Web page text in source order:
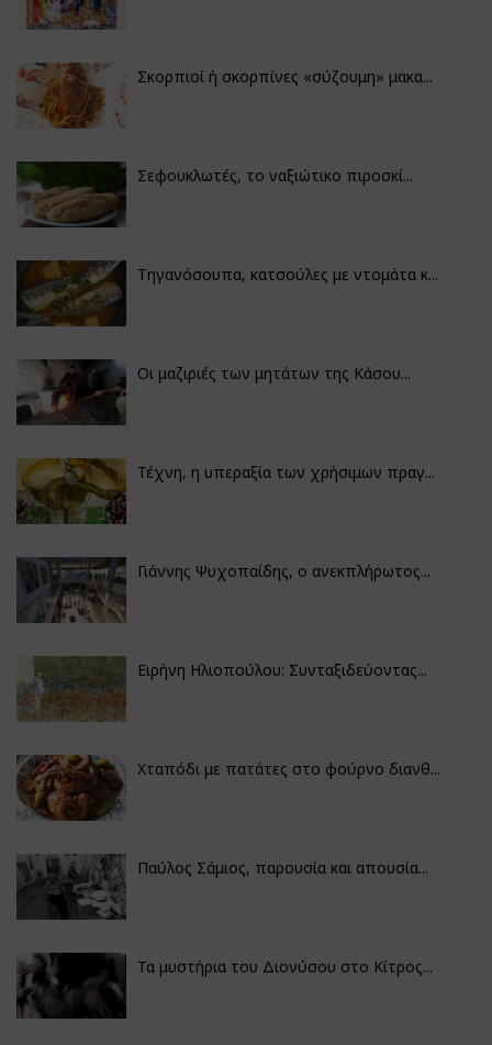
Σκορπιοί ή σκορπίνες «σύζουμη» μακα...
Σεφουκλωτές, το ναξιώτικο πιροσκί...
Τηγανόσουπα, κατσούλες με ντομάτα κ...
Οι μαζιριές των μητάτων της Κάσου...
Τέχνη, η υπεραξία των χρήσιμων πραγ...
Γιάννης Ψυχοπαίδης, ο ανεκπλήρωτος...
Ειρήνη Ηλιοπούλου: Συνταξιδεύοντας...
Χταπόδι με πατάτες στο φούρνο διανθ...
Παύλος Σάμιος, παρουσία και απουσία...
Τα μυστήρια του Διονύσου στο Κίτρος...